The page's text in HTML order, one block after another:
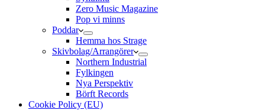
Zero Music Magazine
Pop vi minns
Poddar
Hemma hos Strage
Skivbolag/Arrangörer
Northern Industrial
Fylkingen
Nya Perspektiv
Börft Records
Cookie Policy (EU)